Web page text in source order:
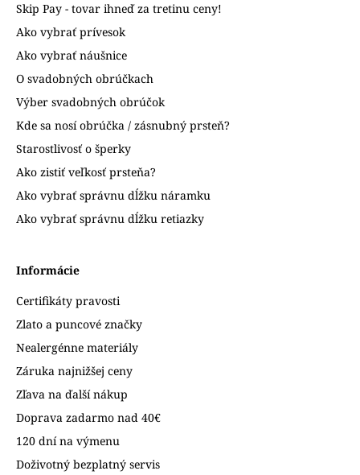
Skip Pay - tovar ihneď za tretinu ceny!
Ako vybrať prívesok
Ako vybrať náušnice
O svadobných obrúčkach
Výber svadobných obrúčok
Kde sa nosí obrúčka / zásnubný prsteň?
Starostlivosť o šperky
Ako zistiť veľkosť prsteňa?
Ako vybrať správnu dĺžku náramku
Ako vybrať správnu dĺžku retiazky
Informácie
Certifikáty pravosti
Zlato a puncové značky
Nealergénne materiály
Záruka najnižšej ceny
Zľava na ďalší nákup
Doprava zadarmo nad 40€
120 dní na výmenu
Doživotný bezplatný servis